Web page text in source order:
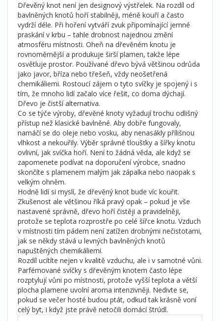
Dřevěný knot není jen designový výstřelek. Na rozdíl od
bavlněných knotů hoří stabilněji, méně kouří a často
vydrží déle. Při hoření vytváří zvuk připomínající jemné
praskání v krbu – tahle drobnost najednou změní
atmosféru místnosti. Oheň na dřevěném knotu je
rovnoměrnější a produkuje širší plamen, takže lépe
osvětluje prostor. Používané dřevo bývá většinou odrůda
jako javor, bříza nebo třešeň, vždy neošetřená
chemikáliemi. Rostoucí zájem o tyto svíčky je spojený i s
tím, že mnoho lidí začalo více řešit, co doma dýchají.
Dřevo je čistší alternativa.
Co se týče výroby, dřevěné knoty vyžadují trochu odlišný
přístup než klasické bavlněné. Aby dobře fungovaly,
namáčí se do oleje nebo vosku, aby nenasákly přílišnou
vlhkost a nekouřily. Výběr správné tloušťky a šířky knotu
ovlivní, jak svíčka hoří. Není to žádná věda, ale když se
zapomenete podívat na doporučení výrobce, snadno
skončíte s plamenem malým jak zápalka nebo naopak s
velkým ohněm.
Hodně lidí si myslí, že dřevěný knot bude víc kouřit.
Zkušenost ale většinou říká pravý opak – pokud je vše
nastavené správně, dřevo hoří čistěji a pravidelněji,
protože se teplota rozprostře po celé šířce knotu. Vzduch
v místnosti tím pádem není zatížen drobnými nečistotami,
jak se někdy stává u levných bavlněných knotů
napuštěných chemikáliemi.
Rozdíl ucítíte nejen v kvalitě vzduchu, ale i v samotné vůni.
Parfémované svíčky s dřevěným knotem často lépe
rozptylují vůni po místnosti, protože vyšší teplota a větší
plocha plamene uvolní aroma intenzivněji. Nedivte se,
pokud se večer hosté budou ptát, odkud tak krásně voní
celý byt, i když jste právě netočili domácí štrúdl.